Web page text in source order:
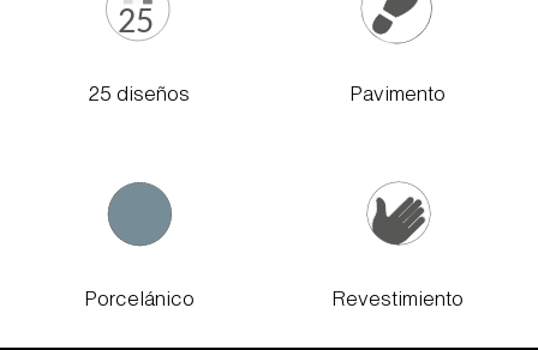
25 diseños Pavimento
Porcelánico Revestimiento